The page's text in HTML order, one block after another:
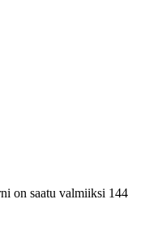
on saatu valmiiksi­ 144